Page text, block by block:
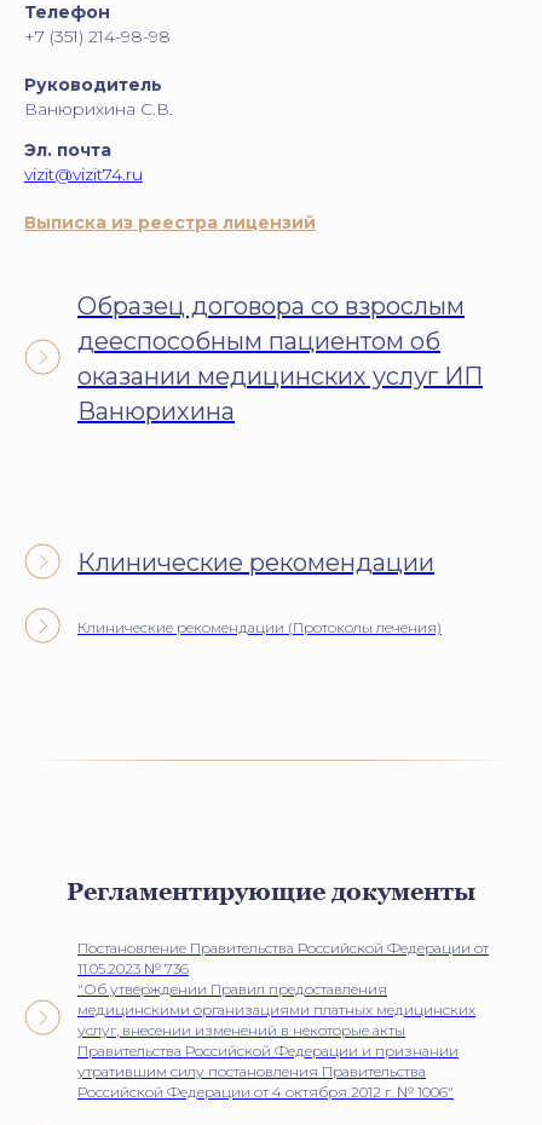
Телефон
+7 (351) 214-98-98
Руководитель
Ванюрихина С.В.
Эл. почта
vizit@vizit74.ru
Выписка из реестра лицензий
Образец договора со взрослым
дееспособным пациентом об
оказании медицинских услуг ИП
Ванюрихина
Клинические рекомендации
Клинические рекомендации (Протоколы лечения)
Регламентирующие документы
Постановление Правительства Российской Федерации от
11.05.2023 № 736
"Об утверждении Правил предоставления
медицинскими организациями платных медицинских
услуг, внесении изменений в некоторые акты
Правительства Российской Федерации и признании
утратившим силу постановления Правительства
Российской Федерации от 4 октября 2012 г. № 1006"